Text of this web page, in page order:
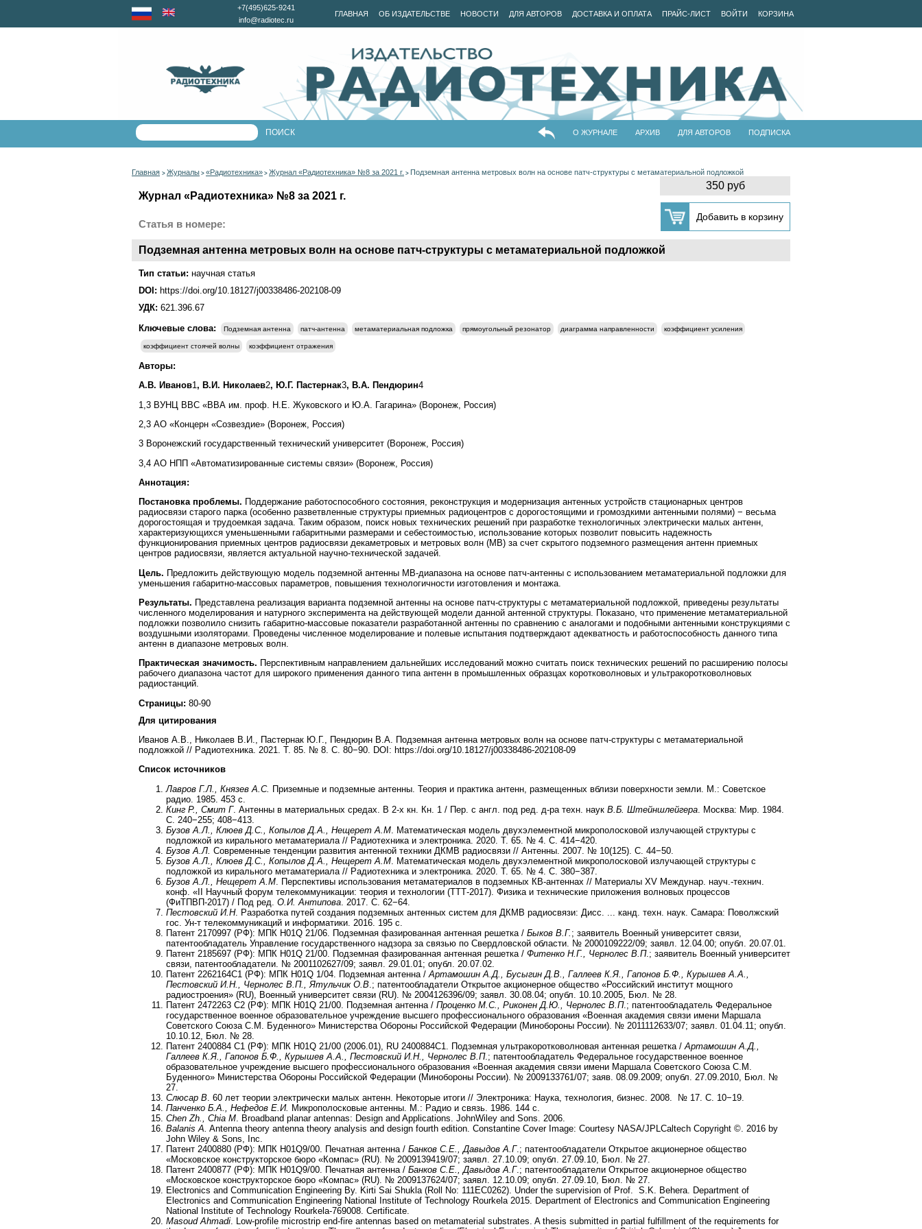
ГЛАВНАЯ ОБ ИЗДАТЕЛЬСТВЕ НОВОСТИ ДЛЯ АВТОРОВ ДОСТАВКА И ОПЛАТА ПРАЙС-ЛИСТ ВОЙТИ КОРЗИНА
+7(495)625-9241
info@radiotec.ru
О ЖУРНАЛЕ АРХИВ ДЛЯ АВТОРОВ ПОДПИСКА
Главная > Журналы > «Радиотехника» > Журнал «Радиотехника» №8 за 2021 г. > Подземная антенна метровых волн на основе патч-структуры с метаматериальной подложкой
350 руб
Журнал «Радиотехника» №8 за 2021 г.
Статья в номере:
Подземная антенна метровых волн на основе патч-структуры с метаматериальной подложкой
Тип статьи: научная статья
DOI: https://doi.org/10.18127/j00338486-202108-09
УДК: 621.396.67
Ключевые слова:
Подземная антенна патч-антенна метаматериальная подложка прямоугольный резонатор диаграмма направленности коэффициент усиления
коэффициент стоячей волны коэффициент отражения
Авторы:
А.В. Иванов1, В.И. Николаев2, Ю.Г. Пастернак3, В.А. Пендюрин4
1,3 ВУНЦ ВВС «ВВА им. проф. Н.Е. Жуковского и Ю.А. Гагарина» (Воронеж, Россия)
2,3 АО «Концерн «Созвездие» (Воронеж, Россия)
3 Воронежский государственный технический университет (Воронеж, Россия)
3,4 АО НПП «Автоматизированные системы связи» (Воронеж, Россия)
Аннотация:
Постановка проблемы. Поддержание работоспособного состояния, реконструкция и модернизация антенных устройств стационарных центров
радиосвязи старого парка (особенно разветвленные структуры приемных радиоцентров с дорогостоящими и громоздкими антенными полями) − весьма
дорогостоящая и трудоемкая задача. Таким образом, поиск новых технических решений при разработке технологичных электрически малых антенн,
характеризующихся уменьшенными габаритными размерами и себестоимостью, использование которых позволит повысить надежность
функционирования приемных центров радиосвязи декаметровых и метровых волн (МВ) за счет скрытого подземного размещения антенн приемных
центров радиосвязи, является актуальной научно-технической задачей.
Цель. Предложить действующую модель подземной антенны МВ-диапазона на основе патч-антенны с использованием метаматериальной подложки для
уменьшения габаритно-массовых параметров, повышения технологичности изготовления и монтажа.
Результаты. Представлена реализация варианта подземной антенны на основе патч-структуры с метаматериальной подложкой, приведены результаты
численного моделирования и натурного эксперимента на действующей модели данной антенной структуры. Показано, что применение метаматериальной
подложки позволило снизить габаритно-массовые показатели разработанной антенны по сравнению с аналогами и подобными антенными конструкциями с
воздушными изоляторами. Проведены численное моделирование и полевые испытания подтверждают адекватность и работоспособность данного типа
антенн в диапазоне метровых волн.
Практическая значимость. Перспективным направлением дальнейших исследований можно считать поиск технических решений по расширению полосы
рабочего диапазона частот для широкого применения данного типа антенн в промышленных образцах коротковолновых и ультракоротковолновых
радиостанций.
Страницы: 80-90
Для цитирования
Иванов А.В., Николаев В.И., Пастернак Ю.Г., Пендюрин В.А. Подземная антенна метровых волн на основе патч-структуры с метаматериальной
подложкой // Радиотехника. 2021. Т. 85. № 8. С. 80−90. DOI: https://doi.org/10.18127/j00338486-202108-09
Список источников
Лавров Г.Л., Князев А.С. Приземные и подземные антенны. Теория и практика антенн, размещенных вблизи поверхности земли. М.: Советское
радио. 1985. 453 с.
Кинг Р., Смит Г. Антенны в материальных средах. В 2-х кн. Кн. 1 / Пер. с англ. под ред. д-ра техн. наук В.Б. Штейншлейгера . Москва: Мир. 1984.
С. 240−255; 408−413.
Бузов А.Л., Клюев Д.С., Копылов Д.А., Нещерет А.М . Математическая модель двухэлементной микрополосковой излучающей структуры с
подложкой из кирального метаматериала // Радиотехника и электроника. 2020. Т. 65. № 4. С. 414−420.
Бузов А.Л. Современные тенденции развития антенной техники ДКМВ радиосвязи // Антенны. 2007. № 10(125). С. 44−50.
Бузов А.Л., Клюев Д.С., Копылов Д.А., Нещерет А.М . Математическая модель двухэлементной микрополосковой излучающей структуры с
подложкой из кирального метаматериала // Радиотехника и электроника. 2020. Т. 65. № 4. С. 380−387.
Бузов А.Л., Нещерет А.М . Перспективы использования метаматериалов в подземных КВ-антеннах // Материалы XV Междунар. науч.-технич.
конф. «II Научный форум телекоммуникации: теория и технологии (ТТТ-2017). Физика и технические приложения волновых процессов
(ФиТПВП-2017) / Под ред. О.И. Антипова . 2017. С. 62−64.
Пестовский И.Н. Разработка путей создания подземных антенных систем для ДКМВ радиосвязи: Дисс. ... канд. техн. наук. Самара: Поволжский
гос. Ун-т телекоммуникаций и информатики. 2016. 195 с.
Патент 2170997 (РФ): МПК H01Q 21/06. Подземная фазированная антенная решетка / Быков В.Г. ; заявитель Военный университет связи,
патентообладатель Управление государственного надзора за связью по Свердловской области. № 2000109222/09; заявл. 12.04.00; опубл. 20.07.01.
Патент 2185697 (РФ): МПК H01Q 21/00. Подземная фазированная антенная решетка / Фитенко Н.Г., Чернолес В.П.; заявитель Военный университет
связи, патентообладатели. № 2001102627/09; заявл. 29.01.01; опубл. 20.07.02.
Патент 2262164C1 (РФ): МПК H01Q 1/04. Подземная антенна / Артамошин А.Д., Бусыгин Д.В., Галлеев К.Я., Гапонов Б.Ф., Курышев А.А.,
Пестовский И.Н., Чернолес В.П., Ятульчик О.В .; патентообладатели Открытое акционерное общество «Российский институт мощного
радиостроения» (RU), Военный университет связи (RU). № 2004126396/09; заявл. 30.08.04; опубл. 10.10.2005, Бюл. № 28.
Патент 2472263 С2 (РФ): МПК H01Q 21/00. Подземная антенна / Проценко М.С., Риконен Д.Ю., Чернолес В.П.; патентообладатель Федеральное
государственное военное образовательное учреждение высшего профессионального образования «Военная академия связи имени Маршала
Советского Союза С.М. Буденного» Министерства Обороны Российской Федерации (Минобороны России). № 2011112633/07; заявл. 01.04.11; опубл.
10.10.12, Бюл. № 28.
Патент 2400884 C1 (РФ): МПК H01Q 21/00 (2006.01), RU 2400884C1. Подземная ультракоротковолновая антенная решетка / Артамошин А.Д.,
Галлеев К.Я., Гапонов Б.Ф., Курышев А.А., Пестовский И.Н., Чернолес В.П.; патентообладатель Федеральное государственное военное
образовательное учреждение высшего профессионального образования «Военная академия связи имени Маршала Советского Союза С.М.
Буденного» Министерства Обороны Российской Федерации (Минобороны России). № 2009133761/07; заяв. 08.09.2009; опубл. 27.09.2010, Бюл. №
27.
Слюсар В . 60 лет теории электрически малых антенн. Некоторые итоги // Электроника: Наука, технология, бизнес. 2008. № 17. С. 10−19.
Панченко Б.А., Нефедов Е.И. Микрополосковые антенны. М.: Радио и связь. 1986. 144 с.
Chen Zh., Chia M . Broadband planar antennas: Design and Applications. JohnWiley and Sons. 2006.
Balanis A. Antenna theory antenna theory analysis and design fourth edition. Constantine Cover Image: Courtesy NASA/JPLCaltech Copyright ©. 2016 by
John Wiley & Sons, Inc.
Патент 2400880 (РФ): МПК H01Q9/00. Печатная антенна / Банков С.Е., Давыдов А.Г.; патентообладатели Открытое акционерное общество
«Московское конструкторское бюро «Компас» (RU). № 2009139419/07; заявл. 27.10.09; опубл. 27.09.10, Бюл. № 27.
Патент 2400877 (РФ): МПК H01Q9/00. Печатная антенна / Банков С.Е., Давыдов А.Г.; патентообладатели Открытое акционерное общество
«Московское конструкторское бюро «Компас» (RU). № 2009137624/07; заявл. 12.10.09; опубл. 27.09.10, Бюл. № 27.
Electronics and Communication Engineering By. Kirti Sai Shukla (Roll No: 111EC0262). Under the supervision of Prof. S.K. Behera. Department of
Electronics and Communication Engineering National Institute of Technology Rourkela 2015. Department of Electronics and Communication Engineering
National Institute of Technology Rourkela-769008. Certificate.
Masoud Ahmadi . Low-profile microstrip end-fire antennas based on metamaterial substrates. A thesis submitted in partial fulfillment of the requirements for